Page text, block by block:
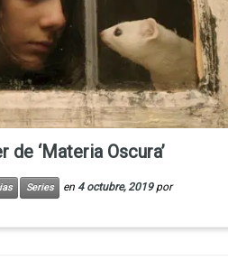
de ‘Materia Oscura’
Series en 4 octubre, 2019 por